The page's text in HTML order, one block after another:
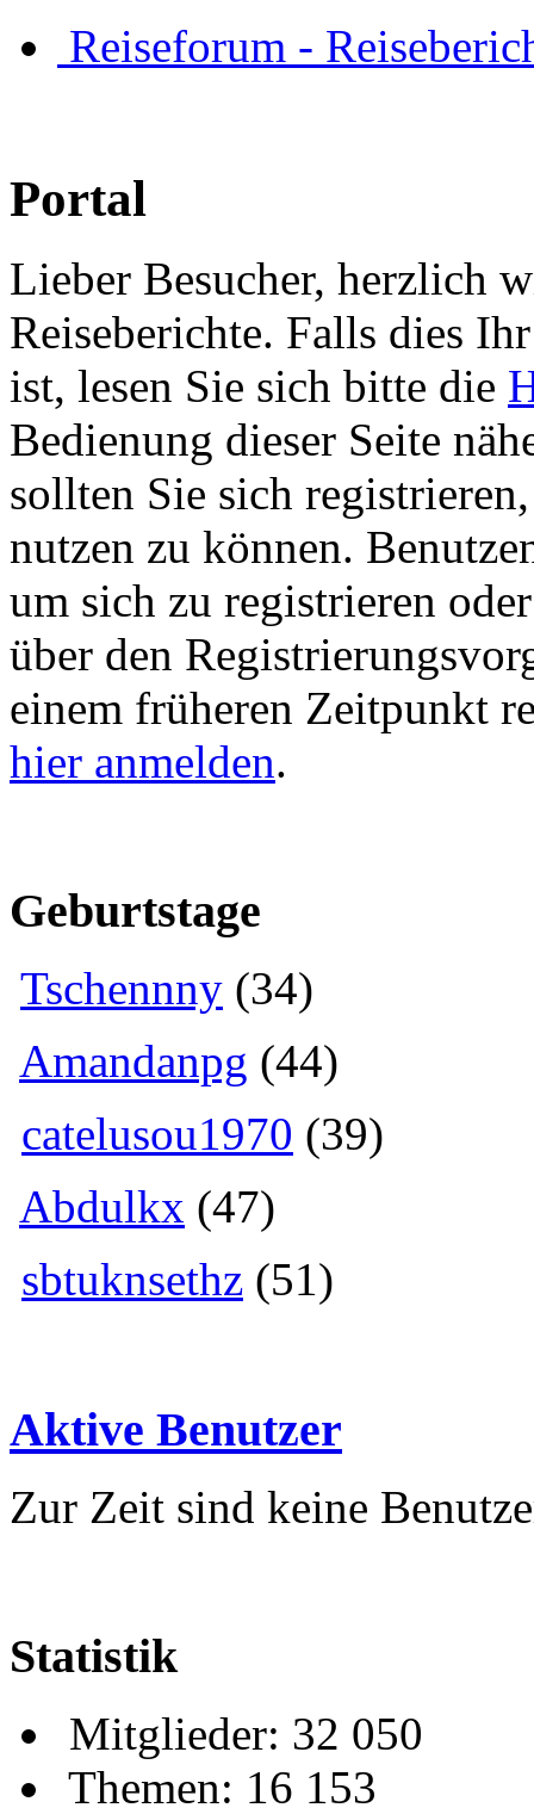
Reiseforum -
Portal
Lieber Besucher, herzlich
Reiseberichte. Falls dies
ist, lesen Sie sich bitte die
Bedienung dieser Seite
sollten Sie sich
nutzen zu können.
um sich zu registrieren
über den
einem früheren Zeitpunkt
hier anmelden.
Geburtstage
Tschennny (34)
Amandanpg (44)
catelusou1970 (39)
Abdulkx (47)
sbtuknsethz (51)
Aktive Benutzer
Zur Zeit sind keine
Statistik
Mitglieder: 32 050
Themen: 16 153